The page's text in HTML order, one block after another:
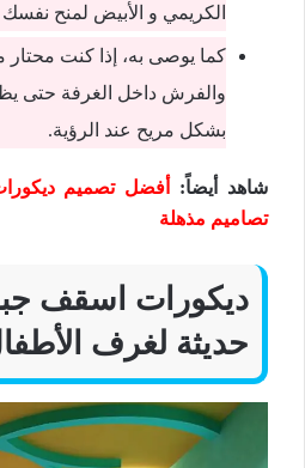
الكريمي و الأبيض لمنح نفسك
كما يوصى به، إذا كنت محتار
والفرش داخل الغرفة حتى
بشكل مريح عند الرؤية.
شاهد أيضاً:
أفضل تصميم
تصاميم مذهلة
ديكورات اسقف
حديثة لغرف